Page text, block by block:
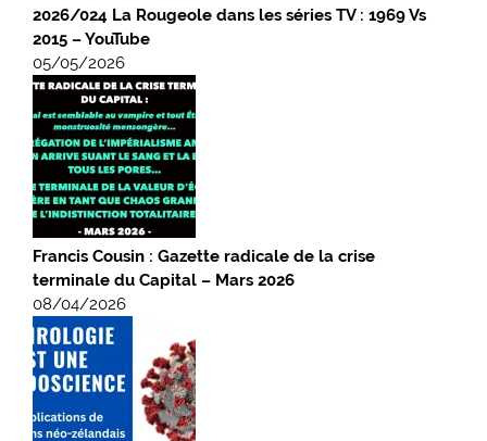
2026/024 La Rougeole dans les séries TV : 1969 Vs
2015 – YouTube
05/05/2026
Francis Cousin : Gazette radicale de la crise
terminale du Capital – Mars 2026
08/04/2026